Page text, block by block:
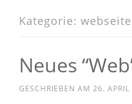
Kategorie: webseite
Neues
GESCHRIEBEN AM 26.